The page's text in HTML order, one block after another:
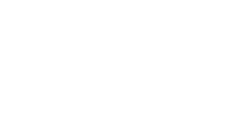
les autres
homme est incertain,
apprécié par les autres, il prendra conscience
si vous avez
et surtout charismatique.